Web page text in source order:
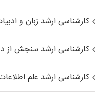
کارشناسی ارشد زبان و
کارشناسی ارشد سنجش از
کارشناسی ارشد علم